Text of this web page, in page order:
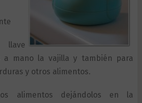
a mano la vajilla y también para
y otros alimentos.
alimentos dejándolos en la